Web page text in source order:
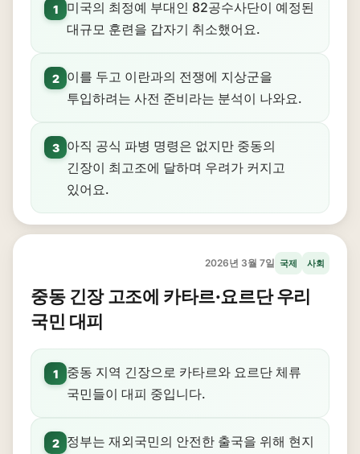
1
미국의 최정예 부대인 82공수사단이 예정된
대규모 훈련을 갑자기 취소했어요.
2
이를 두고 이란과의 전쟁에 지상군을
투입하려는 사전 준비라는 분석이 나와요.
3
아직 공식 파병 명령은 없지만 중동의
긴장이 최고조에 달하며 우려가 커지고
있어요.
2026년 3월 7일 국제 사회
중동 긴장 고조에 카타르·요르단 우리
국민 대피
1
중동 지역 긴장으로 카타르와 요르단 체류
국민들이 대피 중입니다.
2
정부는 재외국민의 안전한 출국을 위해 현지